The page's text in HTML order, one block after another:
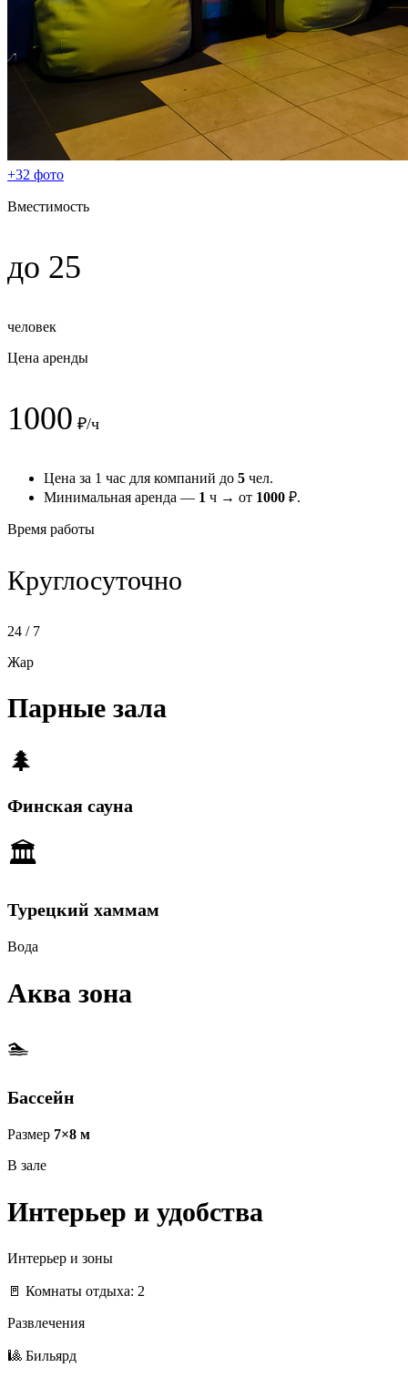
+32 фото
Вместимость
до 25
человек
Цена аренды
1000 ₽/ч
Цена за 1 час для компаний до 5 чел.
Минимальная аренда — 1 ч → от 1000 ₽.
Время работы
Круглосуточно
24 / 7
Жар
Парные зала
🌲
Финская сауна
🏛
Турецкий хаммам
Вода
Аква зона
🏊
Бассейн
Размер 7×8 м
В зале
Интерьер и удобства
Интерьер и зоны
🚪 Комнаты отдыха: 2
Развлечения
🎱 Бильярд